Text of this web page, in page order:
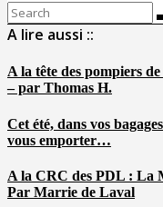
Search
for:
A lire aussi ::
A la tête des pompiers
– par Thomas H.
Cet été, dans vos
vous emporter…
A la CRC des PDL : La
Par Marrie de Laval